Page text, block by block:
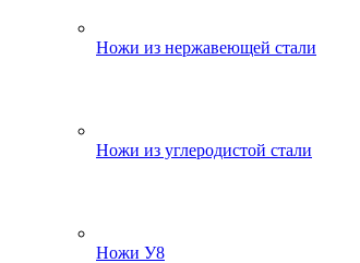
Ножи из нержавеющей стали
Ножи из углеродистой стали
Ножи У8